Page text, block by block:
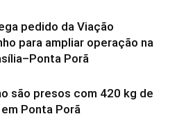
pedido da Viação
para ampliar operação na
Porã
são presos com 420 kg de
Ponta Porã